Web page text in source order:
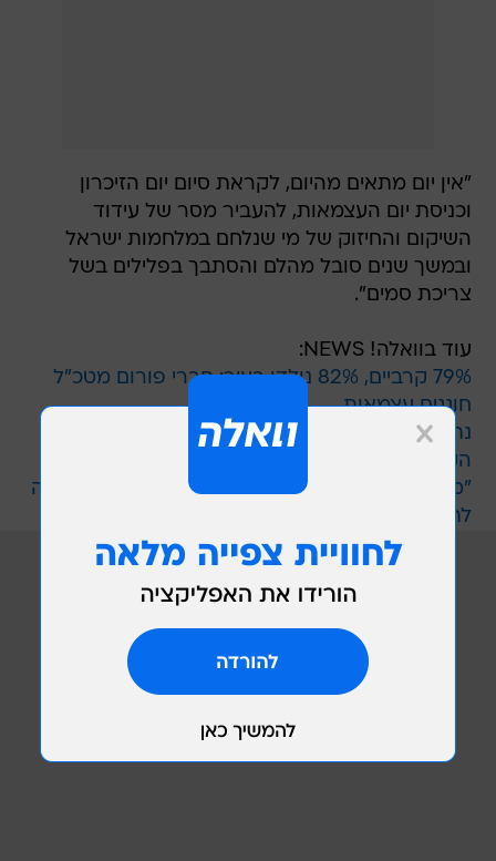
"אין יום מתאים מהיום, לקראת סיום יום הזיכרון
וכניסת יום העצמאות, להעביר מסר של עידוד
השיקום והחיזוק של מי שנלחם במלחמות ישראל
ובמשך שנים סובל מהלם והסתבך בפלילים בשל
צריכת סמים".
עוד בוואלה! NEWS:
79% קרביים, 82% נולדו בעיר: חברי פורום מטכ"ל
חוגגים עצמאות
נתניהו בטקס לנפגעי פעולות האיבה: "נעמוד מול
הקנאות הברברית"
"ממשיכה את המורשת שלו": האם השכולה שנחושה
לתרום לקהילה